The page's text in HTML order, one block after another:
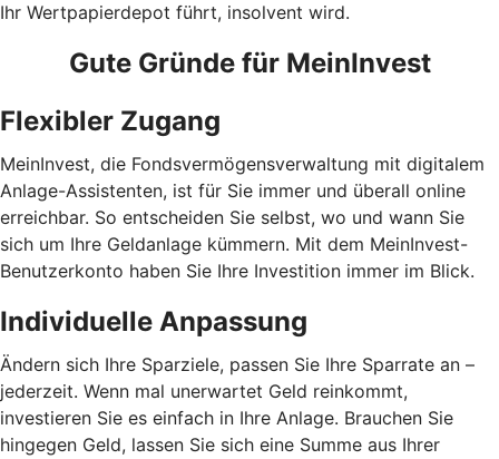
Ihr Wertpapierdepot führt, insolvent wird.
Gute Gründe für MeinInvest
Flexibler Zugang
MeinInvest, die Fondsvermögensverwaltung mit digitalem
Anlage-Assistenten, ist für Sie immer und überall online
erreichbar. So entscheiden Sie selbst, wo und wann Sie
sich um Ihre Geldanlage kümmern. Mit dem MeinInvest-
Benutzerkonto haben Sie Ihre Investition immer im Blick.
Individuelle Anpassung
Ändern sich Ihre Sparziele, passen Sie Ihre Sparrate an –
jederzeit. Wenn mal unerwartet Geld reinkommt,
investieren Sie es einfach in Ihre Anlage. Brauchen Sie
hingegen Geld, lassen Sie sich eine Summe aus Ihrer